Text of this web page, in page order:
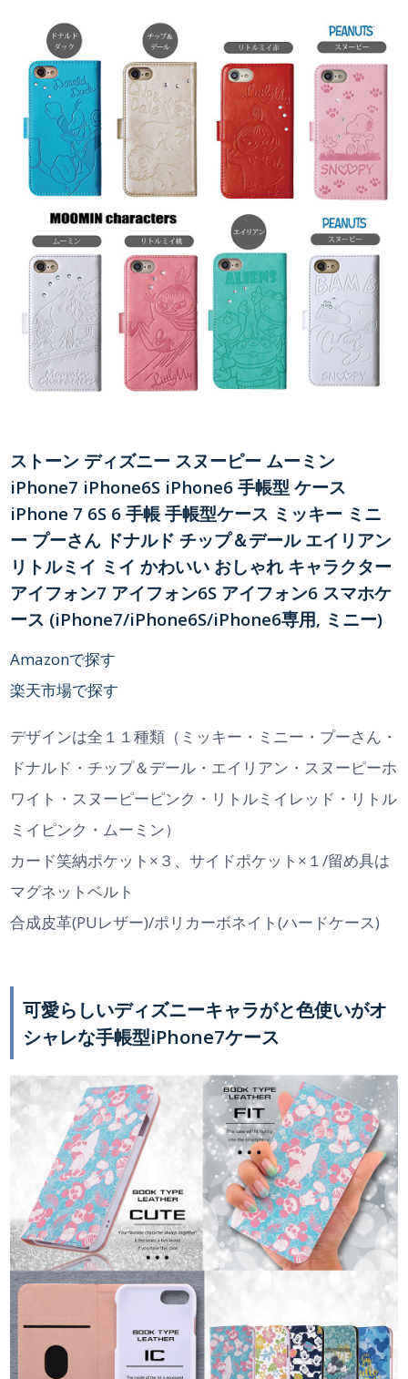
ストーン ディズニー スヌーピー ムーミン
iPhone7 iPhone6S iPhone6 手帳型 ケース
iPhone 7 6S 6 手帳 手帳型ケース ミッキー ミニ
ー プーさん ドナルド チップ＆デール エイリアン
リトルミイ ミイ かわいい おしゃれ キャラクター
アイフォン7 アイフォン6S アイフォン6 スマホケ
ース (iPhone7/iPhone6S/iPhone6専用, ミニー)
Amazonで探す
楽天市場で探す
デザインは全１１種類（ミッキー・ミニー・プーさん・
ドナルド・チップ＆デール・エイリアン・スヌーピーホ
ワイト・スヌーピーピンク・リトルミイレッド・リトル
ミイピンク・ムーミン）
カード笑納ポケット×３、サイドポケット×１/留め具は
マグネットベルト
合成皮革(PUレザー)/ポリカーボネイト(ハードケース)
可愛らしいディズニーキャラがと色使いがオ
シャレな手帳型iPhone7ケース